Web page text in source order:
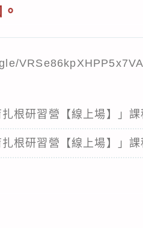
根研習營【線上場】」課
根研習營【線上場】」課